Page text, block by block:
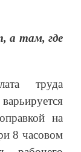
а там, где
труда
на
8 часовом